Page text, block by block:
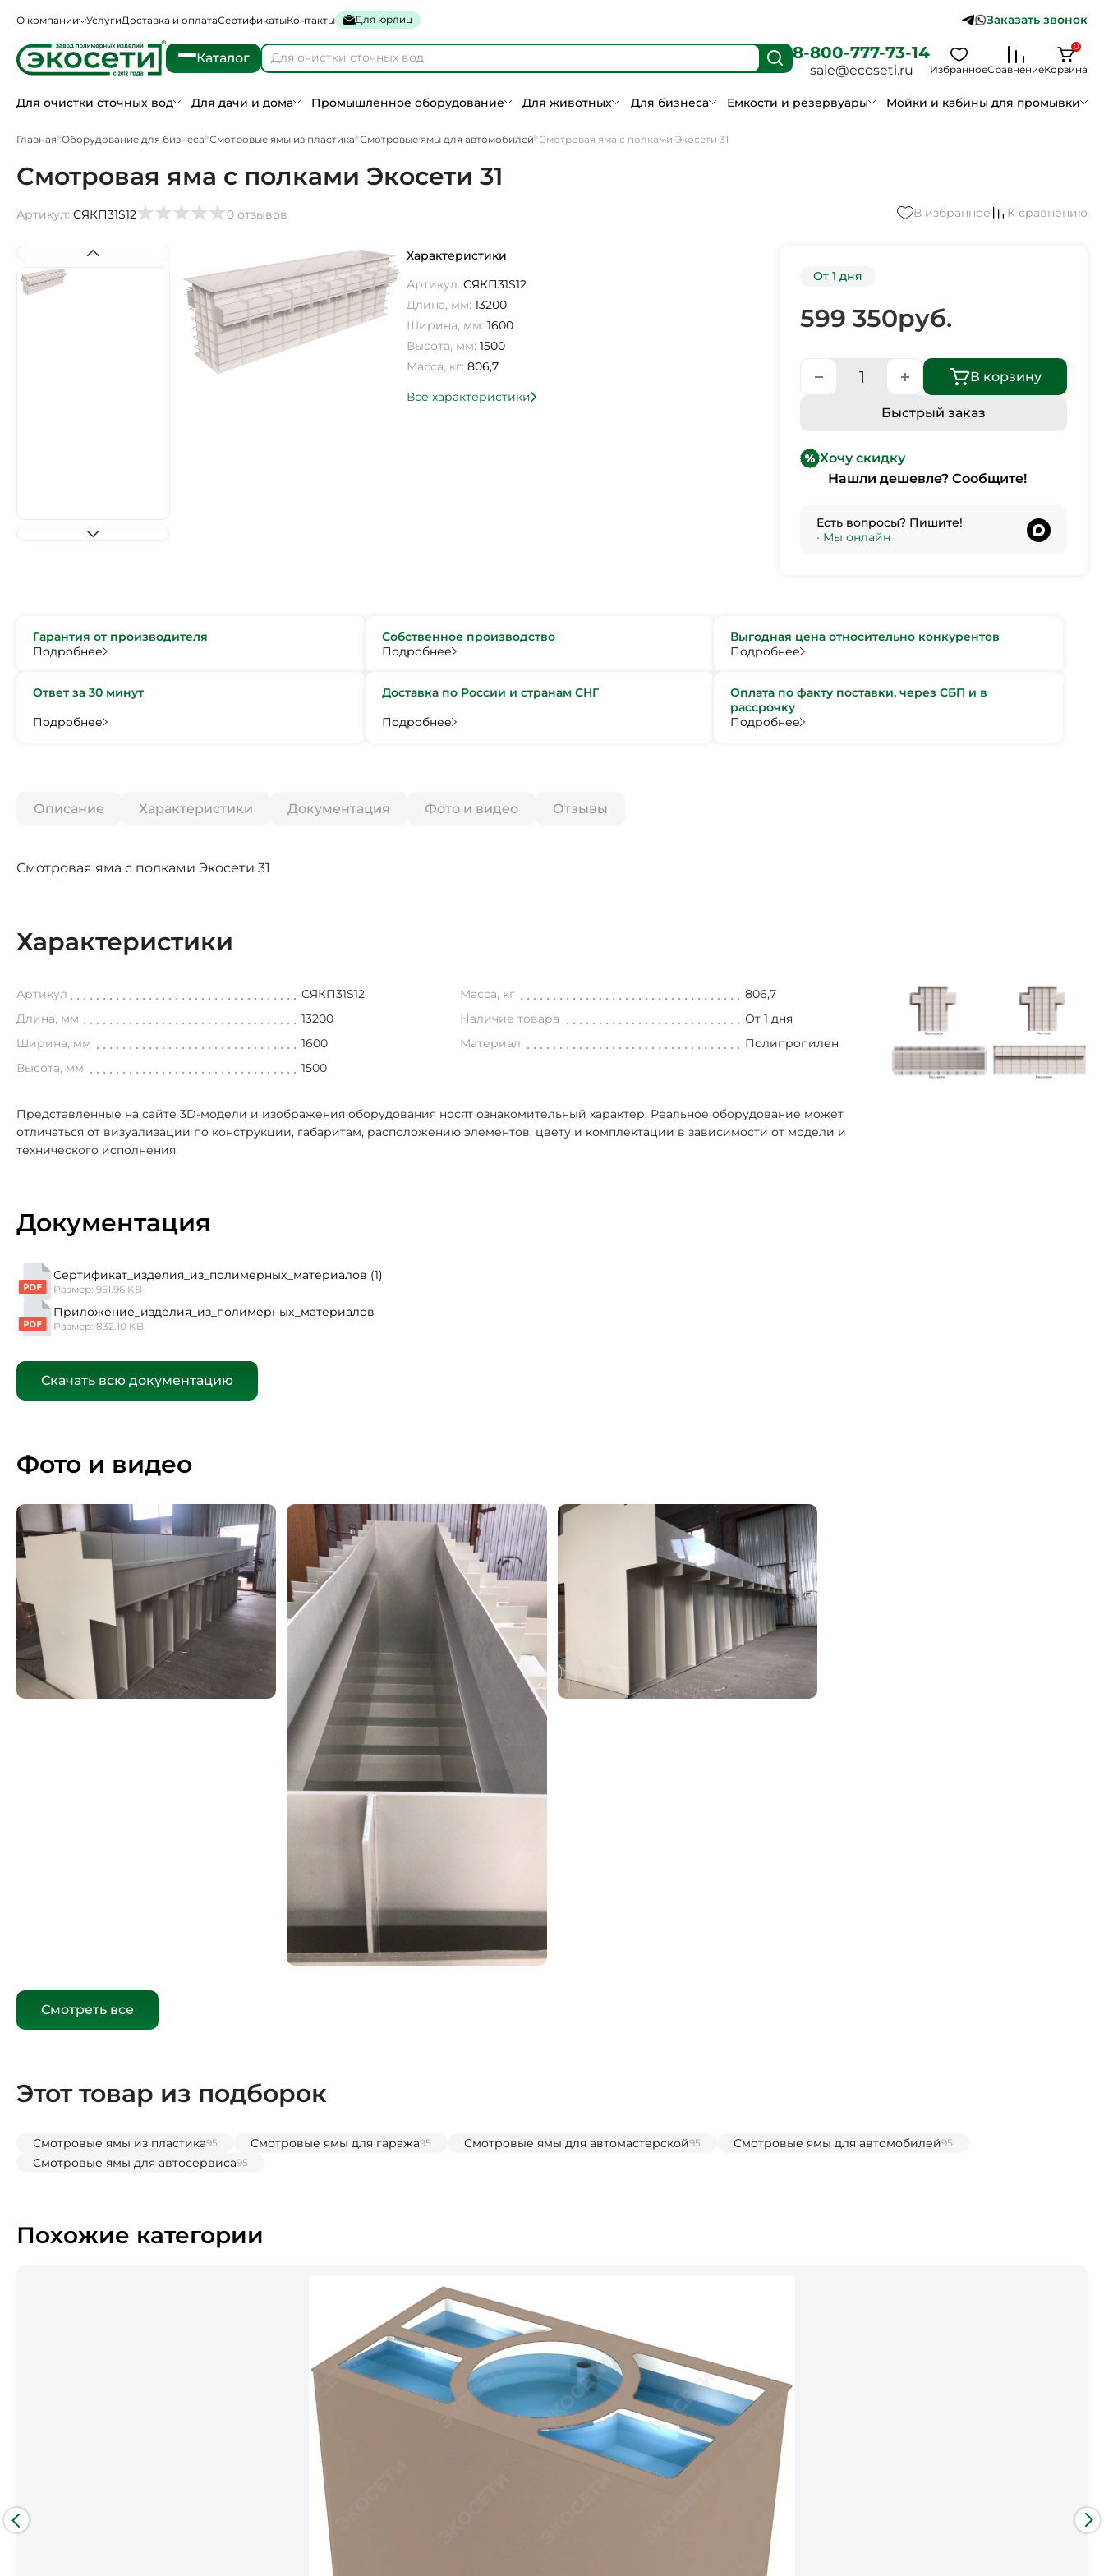
О компании УслугиДоставка и оплатаСертификатыКонтакты Для юрлиц Заказать звонок
Каталог 8-800-777-73-14
sale@ecoseti.ru ИзбранноеСравнениеКорзина
0
Для очистки сточных вод Для дачи и дома Промышленное оборудование Для животных Для бизнеса Емкости и резервуары Мойки и кабины для промывки
Главная Оборудование для бизнеса Смотровые ямы из пластика Смотровые ямы для автомобилей Смотровая яма с полками Экосети 31
Смотровая яма с полками Экосети 31
Артикул: СЯКП31S12 0 отзывов В избранное К сравнению
Характеристики
Артикул: СЯКП31S12
Длина, мм: 13200
Ширина, мм: 1600
Высота, мм: 1500
Масса, кг: 806,7
Все характеристики
От 1 дня
599 350руб.
В корзину
Быстрый заказ
Хочу скидку
Нашли дешевле? Сообщите!
Есть вопросы? Пишите!
• Мы онлайн
Гарантия от производителя
Подробнее
Собственное производство
Подробнее
Выгодная цена относительно конкурентов
Подробнее
Ответ за 30 минут
Подробнее
Доставка по России и странам СНГ
Подробнее
Оплата по факту поставки, через СБП и в
рассрочку
Подробнее
Описание Характеристики Документация Фото и видео Отзывы
Смотровая яма с полками Экосети 31
Характеристики
Артикул
СЯКП31S12
Длина, мм
13200
Ширина, мм
1600
Высота, мм
1500
Масса, кг
806,7
Наличие товара
От 1 дня
Материал
Полипропилен
Представленные на сайте 3D-модели и изображения оборудования носят ознакомительный характер. Реальное оборудование может
отличаться от визуализации по конструкции, габаритам, расположению элементов, цвету и комплектации в зависимости от модели и
технического исполнения.
Документация
Сертификат_изделия_из_полимерных_материалов (1)
Размер: 951.96 KB
Приложение_изделия_из_полимерных_материалов
Размер: 832.10 KB
Скачать всю документацию
Фото и видео
Смотреть все
Этот товар из подборок
Смотровые ямы из пластика95 Смотровые ямы для гаража95 Смотровые ямы для автомастерской95 Смотровые ямы для автомобилей95
Смотровые ямы для автосервиса95
Похожие категории